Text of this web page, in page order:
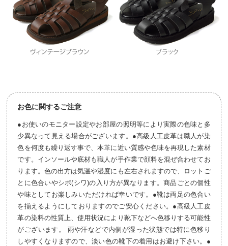
お色に関するご注意
●お使いのモニター設定やお部屋の照明等により実際の色味と多
少異なって見える場合がございます。●高級人工皮革は職人が染
色を何度も繰り返す事で、本革に近い質感や色味を再現した素材
です。インソールや底材も職人が手作業で顔料を混ぜ合わせてお
ります。色の出方は気温や湿度にも左右されますので、ロットご
とに色合いやシボ(シワ)の入り方が異なります。商品ごとの個性
や味としてお楽しみいただければ幸いです。●靴は両足の色合い
を揃えるようにしておりますのでご安心ください。●高級人工皮
革の染料の性質上、使用状況により靴下などへ色移りする可能性
がございます。 雨や汗などで内側が湿った状態では特に色移り
しやすくなりますので、淡い色の靴下の着用はお避け下さい。●